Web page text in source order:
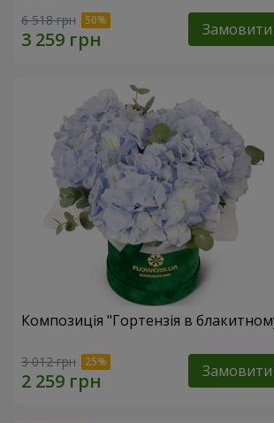
6 518 грн Замовити
Композиція "Гортензія в
3 012 грн Замовити